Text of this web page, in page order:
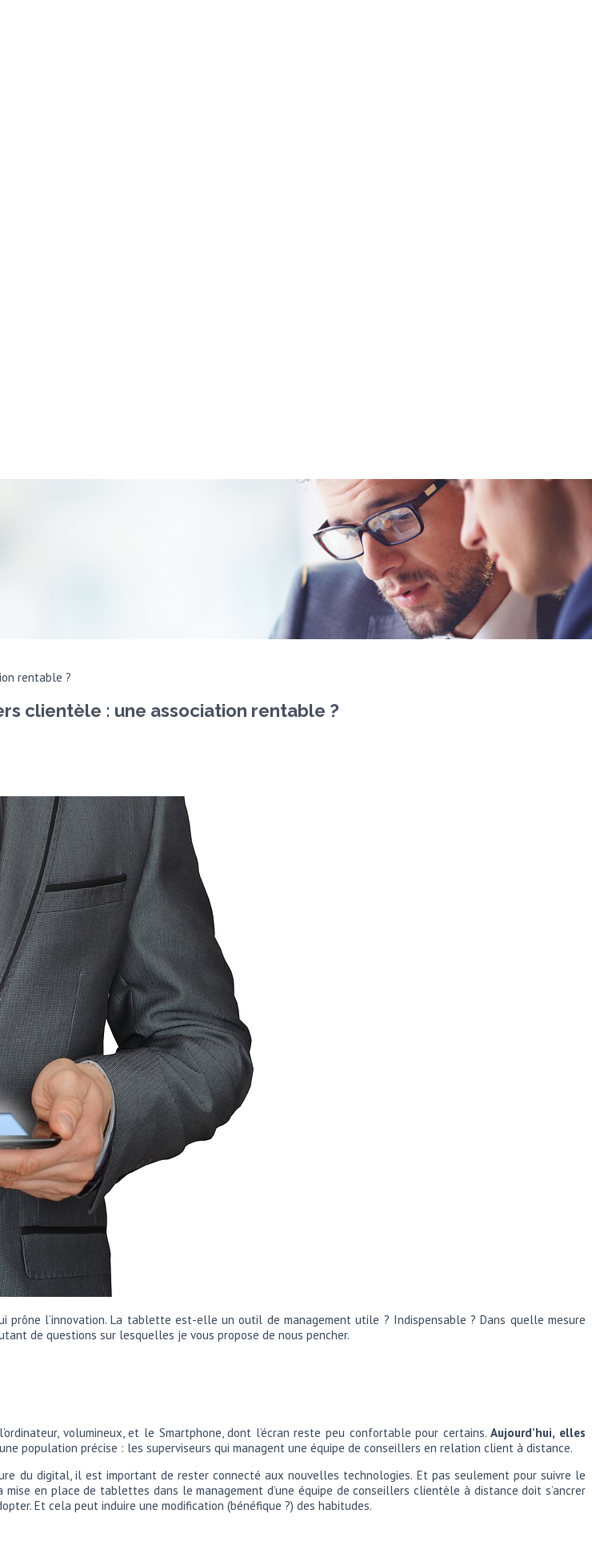
rentable ?
clientèle : une association rentable ?
l’innovation. La tablette est-elle un outil de management utile ? Indispensable ? Dans quelle mesure
de questions sur lesquelles je vous propose de nous pencher.
volumineux, et le Smartphone, dont l’écran reste peu confortable pour certains.Aujourd’hui, elles
population précise : les superviseurs qui managent une équipe de conseillers en relation client à distance.
du digital, il est important de rester connecté aux nouvelles technologies. Et pas seulement pour suivre le
en place de tablettes dans le management d’une équipe de conseillers clientèle à distance doit s’ancrer
Et cela peut induire une modification (bénéfique ?) des habitudes.